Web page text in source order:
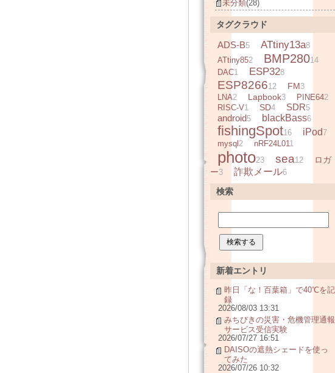
未分類(28)
タグクラウド
ADS-B5 ATtiny13a8
ATtiny852 BMP28014
DAC1 ESP328
ESP826612 FM3
LNA2 Lapbook3 PINE642
RISC-V1 SD4 SDR5
android5 blackBass6
fishingSpot16 iPod7
mysql 2 nRF24L011
photo23 sea12
ロガ
ー3 詐欺メール6
検索
新着エントリ
昨日「な！百葉箱」で40℃を記
録
2026/08/03 13:31
みちびきの災害・危機管理通報
サービス受信実験
2026/07/27 16:51
DAISOの遮熱シェードを使っ
てみた
2026/07/26 10:32